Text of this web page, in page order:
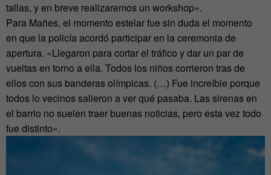
tallas, y en breve realizaremos un workshop».
Para Mañes, el momento estelar fue sin duda el momento
en que la policía acordó participar en la ceremonia de
apertura. «Llegaron para cortar el tráfico y dar un par de
vueltas en torno a ella. Todos los niños corrieron tras de
ellos con sus banderas olímpicas. (…) Fue increíble porque
todos lo vecinos salieron a ver qué pasaba. Las sirenas en
el barrio no suelen traer buenas noticias, pero esta vez todo
fue distinto».